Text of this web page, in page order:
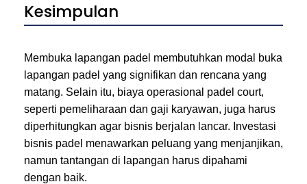
Kesimpulan
Membuka lapangan padel membutuhkan modal buka
lapangan padel yang signifikan dan rencana yang
matang. Selain itu, biaya operasional padel court,
seperti pemeliharaan dan gaji karyawan, juga harus
diperhitungkan agar bisnis berjalan lancar. Investasi
bisnis padel menawarkan peluang yang menjanjikan,
namun tantangan di lapangan harus dipahami
dengan baik.